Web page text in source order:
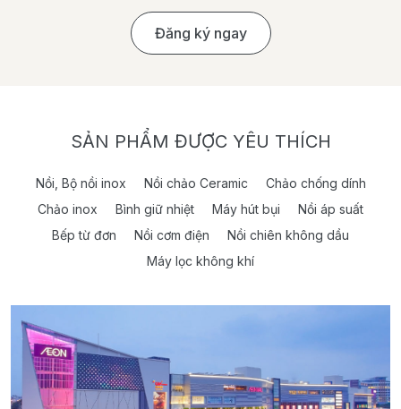
Đăng ký ngay
SẢN PHẨM ĐƯỢC YÊU THÍCH
Nồi, Bộ nồi inox Nồi chảo Ceramic
Chảo chống dính
Chảo inox
Bình giữ nhiệt Máy hút bụi
Nồi áp suất
Bếp từ đơn
Nồi cơm điện
Nồi chiên không dầu
Máy lọc không khí